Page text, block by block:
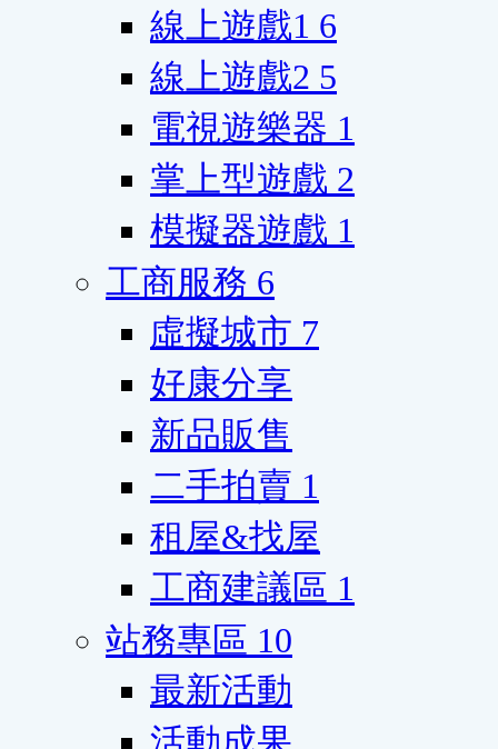
線上遊戲1 6
線上遊戲2 5
電視遊樂器 1
掌上型遊戲 2
模擬器遊戲 1
工商服務 6
虛擬城市 7
好康分享
新品販售
二手拍賣 1
租屋&找屋
工商建議區 1
站務專區 10
最新活動